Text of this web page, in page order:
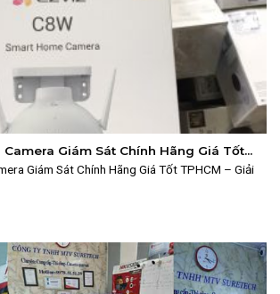
Giám Sát Chính Hãng Giá Tốt
An Ninh Từ Suretech
Giám Sát Chính Hãng Giá Tốt TPHCM – Giải